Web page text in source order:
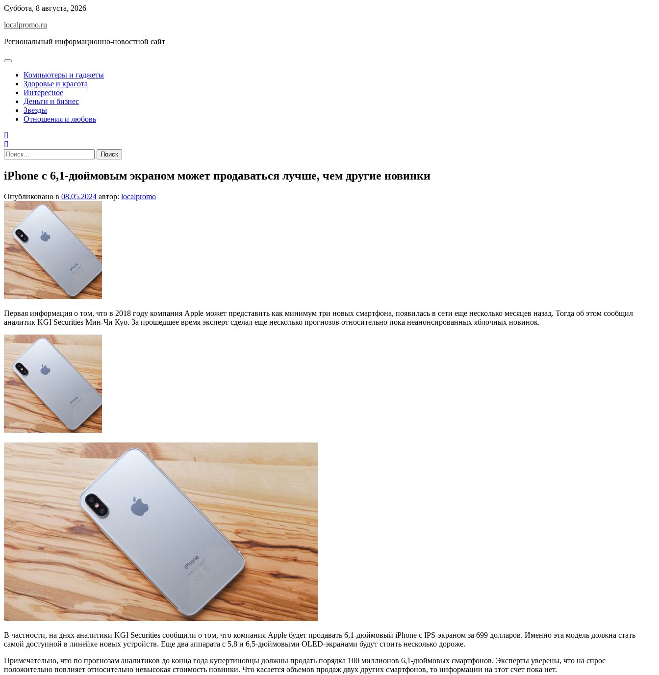
Перейти
содержимому
Суббота, 8 августа, 2026
localpromo.ru
Региональный информационно-новостной сайт
Компьютеры и гаджеты
Здоровье и красота
Интересное
Деньги и бизнес
Звезды
Отношения и любовь
Найти:
iPhone c 6,1-дюймовым экраном может продаваться лучше, чем другие новинки
Опубликовано в 08.05.2024 автор: localpromo
Первая информация о том, что в 2018 году компания Apple может представить как минимум три новых смартфона, появилась в сети еще несколько месяцев назад. Тогда об этом сообщил
аналитик KGI Securities Мин-Чи Куо. За прошедшее время эксперт сделал еще несколько прогнозов относительно пока неанонсированных яблочных новинок.
В частности, на днях аналитики KGI Securities сообщили о том, что компания Apple будет продавать 6,1-дюймовый iPhone с IPS-экраном за 699 долларов. Именно эта модель должна стать
самой доступной в линейке новых устройств. Еще два аппарата c 5,8 и 6,5-дюймовыми OLED-экранами будут стоить несколько дороже.
Примечательно, что по прогнозам аналитиков до конца года купертиновцы должны продать порядка 100 миллионов 6,1-дюймовых смартфонов. Эксперты уверены, что на спрос
положительно повлияет относительно невысокая стоимость новинки. Что касается объемов продаж двух других смартфонов, то информации на этот счет пока нет.